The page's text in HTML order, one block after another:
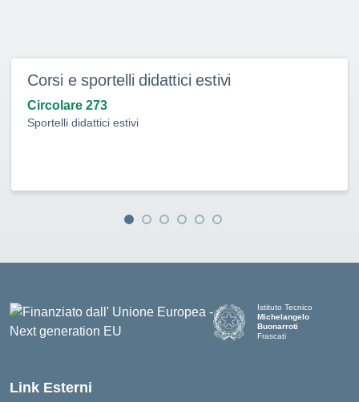
Corsi e sportelli didattici estivi
Circolare 273
Sportelli didattici estivi
Istituto Tecnico
Michelangelo
Buonarroti
Frascati
Link Esterni